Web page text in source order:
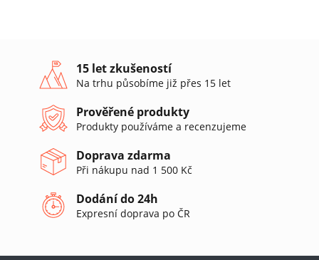
a
c
í
p
r
v
y
v
i
s
15 let zkušeností
Na trhu působíme již přes 15 let
Prověřené produkty
Produkty používáme a recenzujeme
Doprava zdarma
Při nákupu nad 1 500 Kč
Dodání do 24h
Expresní doprava po ČR